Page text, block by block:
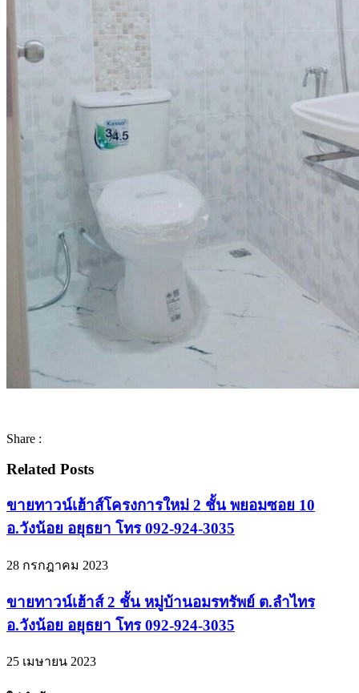
Share :
Related Posts
ขายทาวน์เฮ้าส์โครงการใหม่ 2 ชั้น พยอมซอย 10
อ.วังน้อย อยุธยา โทร 092-924-3035
28 กรกฎาคม 2023
ขายทาวน์เฮ้าส์ 2 ชั้น หมู่บ้านอมรทรัพย์ ต.ลำไทร
อ.วังน้อย อยุธยา โทร 092-924-3035
25 เมษายน 2023